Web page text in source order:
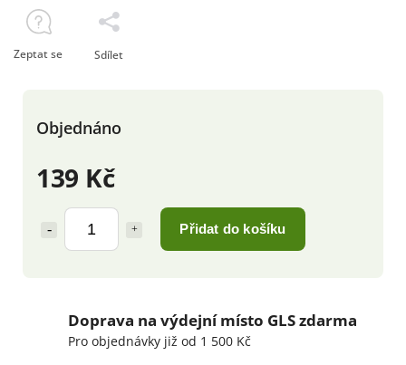
139 Kč
Přidat do košíku
Objednáno
Zeptat se Sdílet
Doprava na výdejní místo GLS zdarma
Pro objednávky již od 1 500 Kč